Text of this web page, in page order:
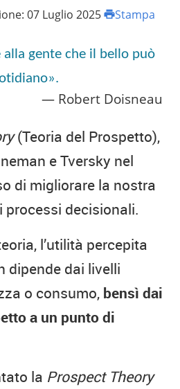
07 Luglio 2025 Stampa
alla gente che il bello può
Robert Doisneau
(Teoria del Prospetto),
e Tversky nel
di migliorare la nostra
processi decisionali.
l’utilità percepita
dipende dai livelli
o consumo, bensì dai
a un punto di
la Prospect Theory